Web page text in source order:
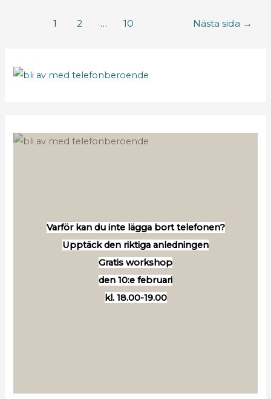
1 2 … 10 Nästa sida →
Varför kan du inte lägga bort telefonen?
Upptäck den riktiga anledningen
Gratis workshop
den 10:e februari
kl. 18.00-19.00